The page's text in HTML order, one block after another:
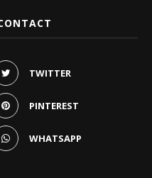
TWITTER
PINTEREST
WHATSAPP